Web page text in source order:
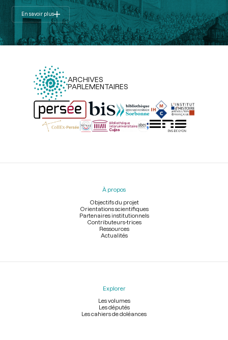
En savoir plus
ARCHIVES
PARLEMENTAIRES
Menu
À propos
Objectifs du projet
Orientations scientifiques
Partenaires institutionnels
Contributeurs-trices
Ressources
Actualités
Explorer
Les volumes
Les députés
Les cahiers de doléances